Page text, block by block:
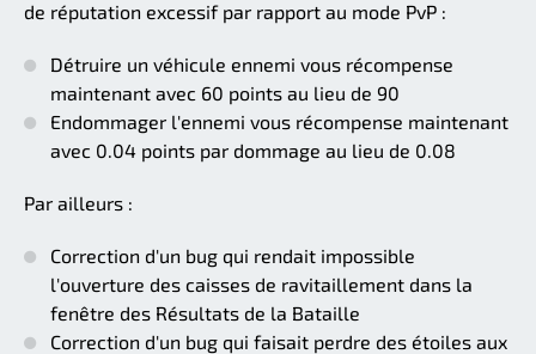
de réputation excessif par rapport au mode PvP :
Détruire un véhicule ennemi vous récompense
maintenant avec 60 points au lieu de 90
Endommager l'ennemi vous récompense maintenant
avec 0.04 points par dommage au lieu de 0.08
Par ailleurs :
Correction d'un bug qui rendait impossible
l'ouverture des caisses de ravitaillement dans la
fenêtre des Résultats de la Bataille
Correction d'un bug qui faisait perdre des étoiles aux